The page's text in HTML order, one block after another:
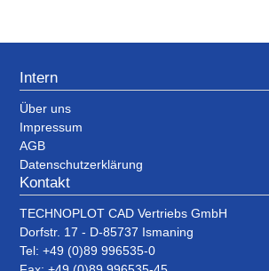
Intern
Über uns
Impressum
AGB
Datenschutzerklärung
Kontakt
TECHNOPLOT CAD Vertriebs GmbH
Dorfstr. 17 - D-85737 Ismaning
Tel: +49 (0)89 996535-0